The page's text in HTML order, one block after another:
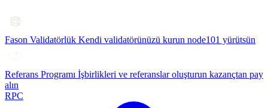
Fason Validatörlük Kendi validatörünüzü kurun node101 yürütsün
Referans Programı İşbirlikleri ve referanslar oluşturun kazançtan pay
alın
RPC